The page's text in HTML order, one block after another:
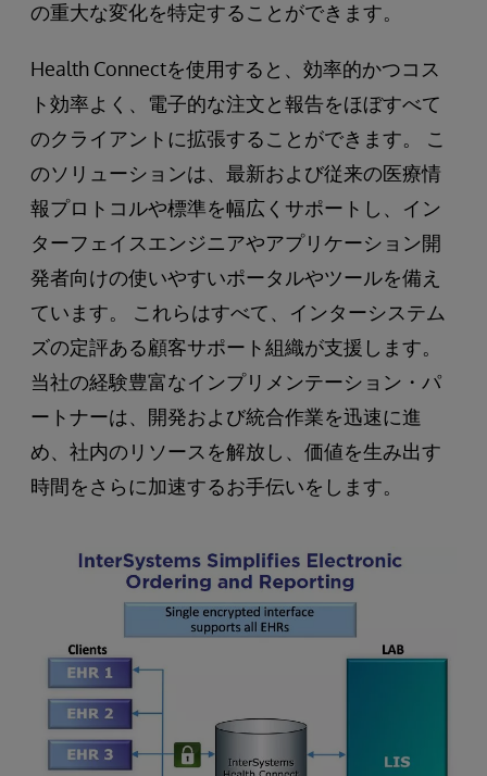
の重大な変化を特定することができます。
Health Connectを使用すると、効率的かつコス
ト効率よく、電子的な注文と報告をほぼすべて
のクライアントに拡張することができます。 こ
のソリューションは、最新および従来の医療情
報プロトコルや標準を幅広くサポートし、イン
ターフェイスエンジニアやアプリケーション開
発者向けの使いやすいポータルやツールを備え
ています。 これらはすべて、インターシステム
ズの定評ある顧客サポート組織が支援します。
当社の経験豊富なインプリメンテーション・パ
ートナーは、開発および統合作業を迅速に進
め、社内のリソースを解放し、価値を生み出す
時間をさらに加速するお手伝いをします。